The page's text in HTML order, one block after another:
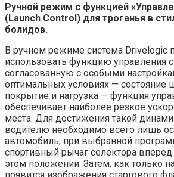
Ручной режим с функцией
(Launch Control) для троганья в
болидов.
В ручном режиме система Drivelogic
использовать функцию управления
согласованную с особыми
оптимальных условиях — состояние
покрытие и нагрузка — функция
обеспечивает наиболее резкое
места. Для достижения такой
водителю необходимо всего лишь
автомобиль, при выбранной
спортивный рычаг селектора
этом положении. Затем, как только